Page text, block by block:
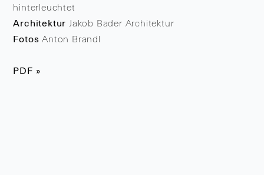
hinterleuchtet
Architektur Jakob Bader Architektur
Fotos Anton Brandl
PDF »